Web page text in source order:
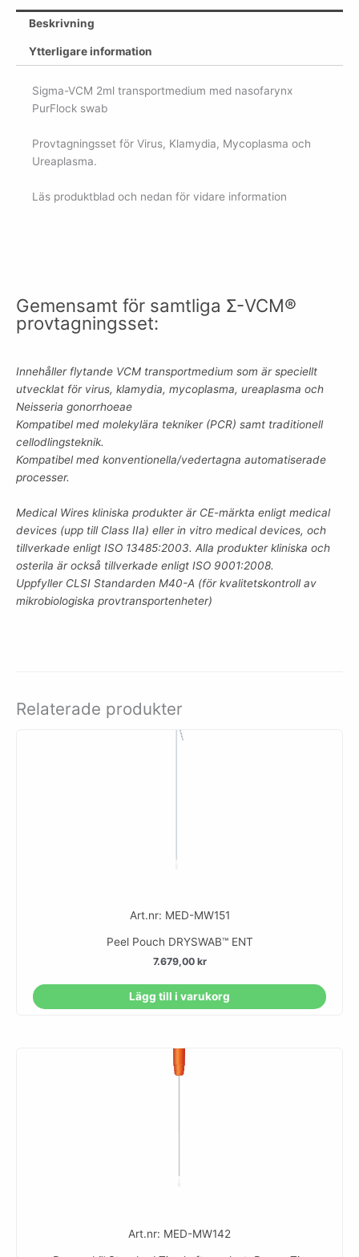
Beskrivning
Ytterligare information
Sigma-VCM 2ml transportmedium med nasofarynx
PurFlock swab
Provtagningsset för Virus, Klamydia, Mycoplasma och
Ureaplasma.
Läs produktblad och nedan för vidare information
Gemensamt för samtliga Σ-VCM®
provtagningsset:
Innehåller flytande VCM transportmedium som är speciellt
utvecklat för virus, klamydia, mycoplasma, ureaplasma och
Neisseria gonorrhoeae
Kompatibel med molekylära tekniker (PCR) samt traditionell
cellodlingsteknik.
Kompatibel med konventionella/vedertagna automatiserade
processer.
Medical Wires kliniska produkter är CE-märkta enligt medical
devices (upp till Class IIa) eller in vitro medical devices, och
tillverkade enligt ISO 13485:2003. Alla produkter kliniska och
osterila är också tillverkade enligt ISO 9001:2008.
Uppfyller CLSI Standarden M40-A (för kvalitetskontroll av
mikrobiologiska provtransportenheter)
Relaterade produkter
Art.nr: MED-MW151
Peel Pouch DRYSWAB™ ENT
7.679,00 kr
Lägg till i varukorg
Art.nr: MED-MW142